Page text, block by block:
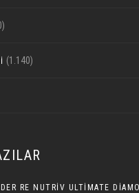
(1.140)
RE NUTRIV ULTIMATE